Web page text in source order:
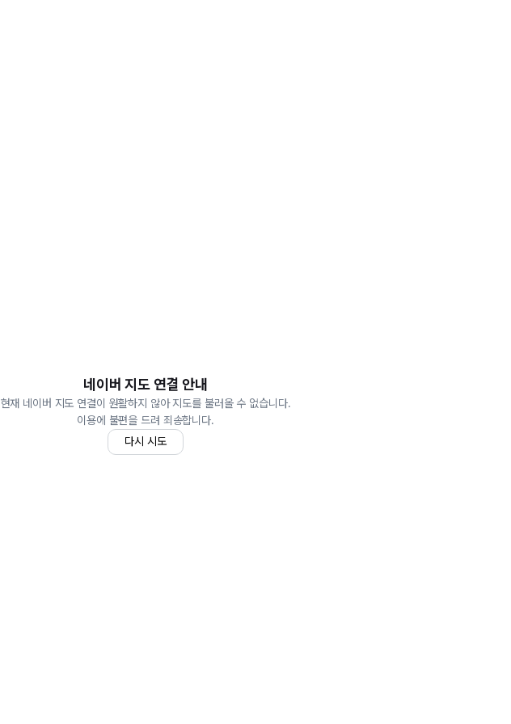
네이버 지도 연결 안내
현재 네이버 지도 연결이 원활하지 않아 지도를 불러올 수 없습니다.
이용에 불편을 드려 죄송합니다.
다시 시도